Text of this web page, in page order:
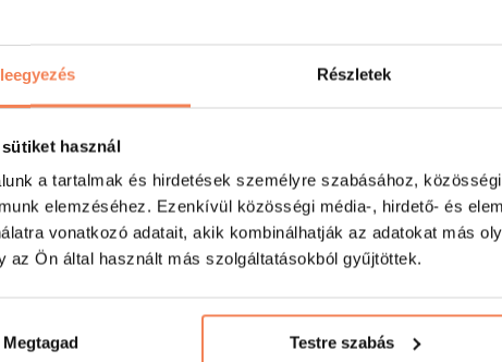
Részletek
használ
a tartalmak és hirdetések személyre szabásához,
elemzéséhez. Ezenkívül közösségi média-, hirdető- és
vonatkozó adatait, akik kombinálhatják az adatokat más
az Ön által használt más szolgáltatásokból gyűjtöttek.
Megtagad Testre szabás